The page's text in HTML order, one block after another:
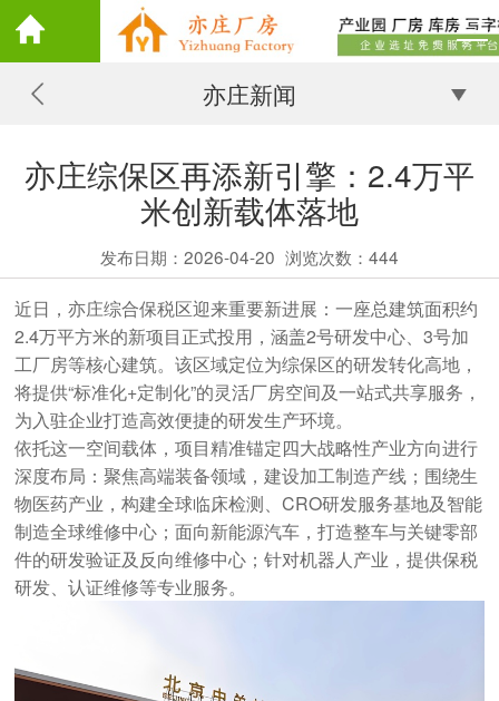
亦庄新闻
亦庄综保区再添新引擎：2.4万平
米创新载体落地
发布日期：2026-04-20 浏览次数： 444
近日，亦庄综合保税区迎来重要新进展：一座总建筑面积约
2.4万平方米的新项目正式投用，涵盖2号研发中心、3号加
工厂房等核心建筑。该区域定位为综保区的研发转化高地，
将提供“标准化+定制化”的灵活厂房空间及一站式共享服务，
为入驻企业打造高效便捷的研发生产环境。
依托这一空间载体，项目精准锚定四大战略性产业方向进行
深度布局：聚焦高端装备领域，建设加工制造产线；围绕生
物医药产业，构建全球临床检测、CRO研发服务基地及智能
制造全球维修中心；面向新能源汽车，打造整车与关键零部
件的研发验证及反向维修中心；针对机器人产业，提供保税
研发、认证维修等专业服务。